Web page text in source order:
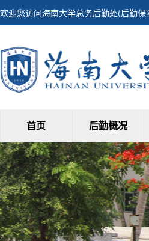
欢迎您访问海南大学总务后勤处(后勤保
首页 后勤概况